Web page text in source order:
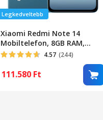
Legkedveltebb
Xiaomi Redmi Note 14
Mobiltelefon, 8GB RAM,
256GB, Kék 4.57 (244)
111.580 Ft